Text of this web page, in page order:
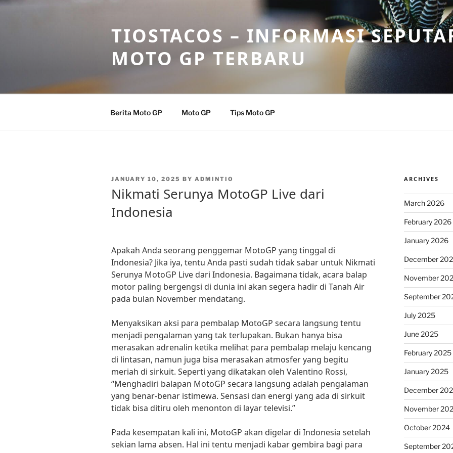
Skip
TIOSTACOS – INFORMASI
MOTO GP TERBARU
Berita Moto GP Moto GP Tips Moto GP
POSTED
JANUARY 10, 2025 BY ADMINTIO
Nikmati Serunya MotoGP Live dari
Indonesia
Apakah Anda seorang penggemar MotoGP yang tinggal di
Indonesia? Jika iya, tentu Anda pasti sudah tidak sabar untuk Nikmati
Serunya MotoGP Live dari Indonesia. Bagaimana tidak, acara balap
motor paling bergengsi di dunia ini akan segera hadir di Tanah Air
pada bulan November mendatang.
Menyaksikan aksi para pembalap MotoGP secara langsung tentu
menjadi pengalaman yang tak terlupakan. Bukan hanya bisa
merasakan adrenalin ketika melihat para pembalap melaju kencang
di lintasan, namun juga bisa merasakan atmosfer yang begitu
meriah di sirkuit. Seperti yang dikatakan oleh Valentino Rossi,
“Menghadiri balapan MotoGP secara langsung adalah pengalaman
yang benar-benar istimewa. Sensasi dan energi yang ada di sirkuit
tidak bisa ditiru oleh menonton di layar televisi.”
Pada kesempatan kali ini, MotoGP akan digelar di Indonesia setelah
sekian lama absen. Hal ini tentu menjadi kabar gembira bagi para
ARCHIVES
March 2026
February 2026
January 2026
December
November
September
July 2025
June 2025
February 2025
January 2025
December
November
October 2024
September